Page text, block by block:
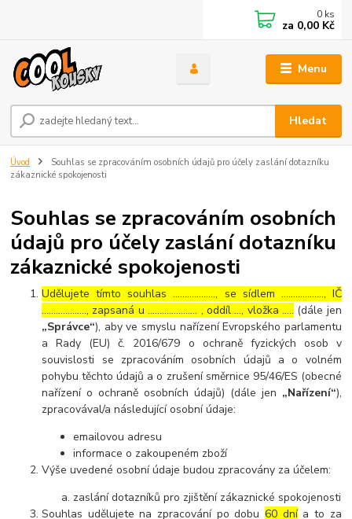
Menu
Hledat
0 ks
za 0,00 Kč
Úvod
Souhlas se zpracováním osobních údajů pro účely zaslání dotazníku
zákaznické spokojenosti
Souhlas se zpracováním osobních
údajů pro účely zaslání dotazníku
zákaznické spokojenosti
Udělujete tímto souhlas ……………..., se sídlem ………………, IČ
………………., zapsaná u ………………… , oddíl …, vložka ….. (dále jen
„Správce“), aby ve smyslu nařízení Evropského parlamentu
a Rady (EU) č. 2016/679 o ochraně fyzických osob v
souvislosti se zpracováním osobních údajů a o volném
pohybu těchto údajů a o zrušení směrnice 95/46/ES (obecné
nařízení o ochraně osobních údajů) (dále jen „Nařízení“),
zpracovával/a následující osobní údaje:
emailovou adresu
informace o zakoupeném zboží
Výše uvedené osobní údaje budou zpracovány za účelem:
zaslání dotazníků pro zjištění zákaznické spokojenosti
Souhlas udělujete na zpracování po dobu60 dnía to za